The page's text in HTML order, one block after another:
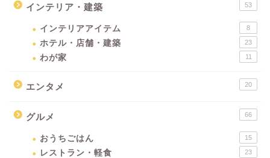
インテリア・建築 53
インテリアアイテム 8
ホテル・店舗・建築 23
わが家 11
エンタメ 20
グルメ 66
おうちごはん 15
レストラン・軽食 23